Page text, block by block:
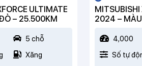
ULTIMATE
– 25.500KM
5 chỗ
Xăng
MITSUBISHI
2024 –
4,000
Số tự